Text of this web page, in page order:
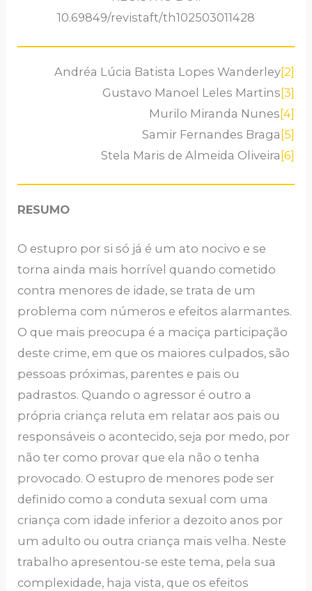
10.69849/revistaft/th102503011428
Andréa Lúcia Batista Lopes Wanderley[2]
Gustavo Manoel Leles Martins[3]
Murilo Miranda Nunes[4]
Samir Fernandes Braga[5]
Stela Maris de Almeida Oliveira[6]
RESUMO
O estupro por si só já é um ato nocivo e se
torna ainda mais horrível quando cometido
contra menores de idade, se trata de um
problema com números e efeitos alarmantes.
O que mais preocupa é a maciça participação
deste crime, em que os maiores culpados, são
pessoas próximas, parentes e pais ou
padrastos. Quando o agressor é outro a
própria criança reluta em relatar aos pais ou
responsáveis o acontecido, seja por medo, por
não ter como provar que ela não o tenha
provocado. O estupro de menores pode ser
definido como a conduta sexual com uma
criança com idade inferior a dezoito anos por
um adulto ou outra criança mais velha. Neste
trabalho apresentou-se este tema, pela sua
complexidade, haja vista, que os efeitos